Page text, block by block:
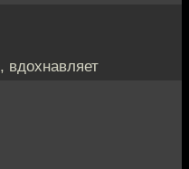
вдохнавляет